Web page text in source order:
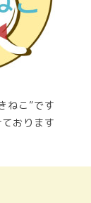
ねこ”です
おります